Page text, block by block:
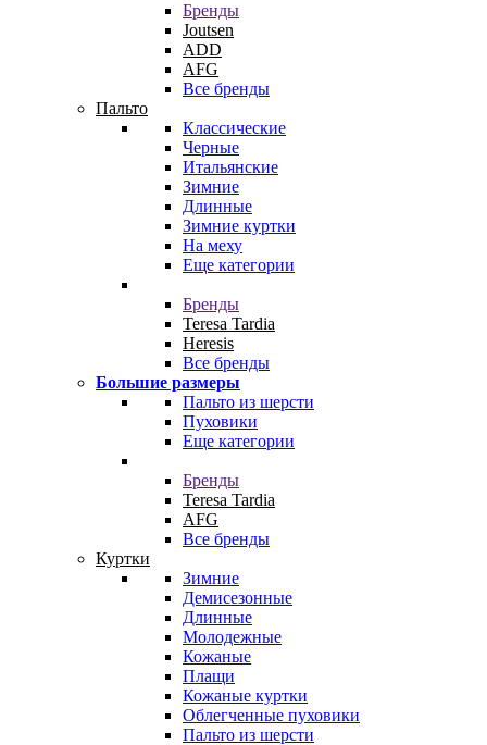
Бренды
Joutsen
ADD
AFG
Все бренды
Пальто
Классические
Черные
Итальянские
Зимние
Длинные
Зимние куртки
На меху
Еще категории
Бренды
Teresa Tardia
Heresis
Все бренды
Большие размеры
Пальто из шерсти
Пуховики
Еще категории
Бренды
Teresa Tardia
AFG
Все бренды
Куртки
Зимние
Демисезонные
Длинные
Молодежные
Кожаные
Плащи
Кожаные куртки
Облегченные пуховики
Пальто из шерсти